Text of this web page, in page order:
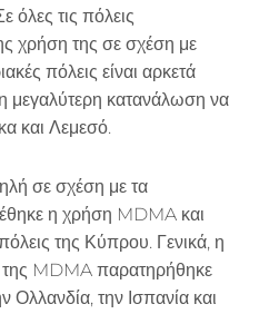
όλες τις πόλεις
χρήση της σε σχέση με
πόλεις είναι αρκετά
μεγαλύτερη κατανάλωση να
και Λεμεσό.
σε σχέση με τα
η χρήση MDMA και
της Κύπρου. Γενικά, η
MDMA παρατηρήθηκε
Ολλανδία, την Ισπανία και